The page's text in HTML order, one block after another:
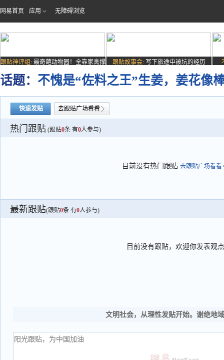
网易首页 应用 无障碍浏览
跟贴神评组: 最奇葩动物园！全靠家禽撑
场子
跟贴故事会: 写下旅途中被坑的经历
话题： 不愧是“佐料之王”生姜，姜花像
快速发贴 去跟贴广场看看
热门跟贴 (跟贴0条 有0人参与)
目前没有热门跟贴 去跟贴广场看看
最新跟贴(跟贴0条 有0人参与)
目前没有跟贴，欢迎你发表观点
文明社会，从理性发贴开始。谢绝地